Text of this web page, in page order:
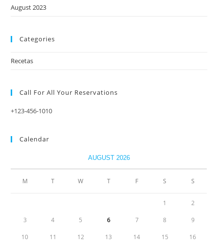
August 2023
Categories
Recetas
Call For All Your​ Reservations
+123-456-1010
Calendar
AUGUST 2026
M T W T F S S
1 2
3 4 5 6 7 8 9
10 11 12 13 14 15 16